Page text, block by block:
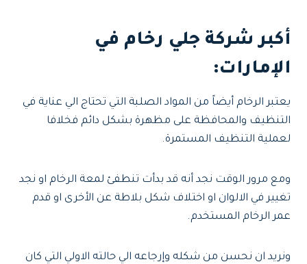
أكبر شركة جلي رخام في
الإمارات:
يعتبر الرخام أيضاً من المواد الصلبة التي تحتاج الي عناية في
التنظيف والمحافظة على مظهرة بشكل دائم فخلافا
لعملية التنظيف المستمرة.
ومع مرور الوقت نجد أنه قد بدأت تنطفئ لمعة الرخام او نجد
تغيير في الالوان او اختلاف شكل بلاطة عن الأخرى او قدم
عمر الرخام المستخدم.
ونريد ان نحسن من شكله وإرجاعه الي حالته الاولي التي كان